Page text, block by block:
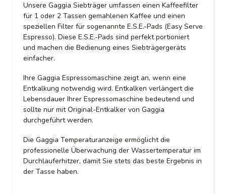
Unsere Gaggia Siebträger umfassen einen Kaffeefilter
für 1 oder 2 Tassen gemahlenen Kaffee und einen
speziellen Filter für sogenannte E.S.E.-Pads (Easy Serve
Espresso). Diese E.S.E.-Pads sind perfekt portioniert
und machen die Bedienung eines Siebträgergeräts
einfacher.
Ihre Gaggia Espressomaschine zeigt an, wenn eine
Entkalkung notwendig wird. Entkalken verlängert die
Lebensdauer Ihrer Espressomaschine bedeutend und
sollte nur mit Original-Entkalker von Gaggia
durchgeführt werden.
Die Gaggia Temperaturanzeige ermöglicht die
professionelle Überwachung der Wassertemperatur im
Durchlauferhitzer, damit Sie stets das beste Ergebnis in
der Tasse haben.